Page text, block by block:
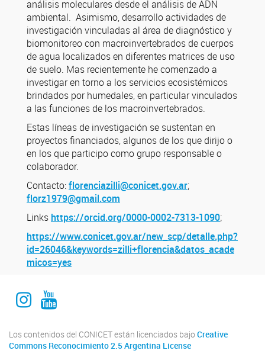
análisis moleculares desde el análisis de ADN
ambiental. Asimismo, desarrollo actividades de
investigación vinculadas al área de diagnóstico y
biomonitoreo con macroinvertebrados de cuerpos
de agua localizados en diferentes matrices de uso
de suelo. Mas recientemente he comenzado a
investigar en torno a los servicios ecosistémicos
brindados por humedales, en particular vinculados
a las funciones de los macroinvertebrados.
Estas líneas de investigación se sustentan en
proyectos financiados, algunos de los que dirijo o
en los que participo como grupo responsable o
colaborador.
Contacto:florenciazilli@conicet.gov.ar;
florz1979@gmail.com
Links https://orcid.org/0000-0002-7313-1090;
https://www.conicet.gov.ar/new_scp/detalle.php?
id=26046&keywords=zilli+florencia&datos_acade
micos=yes
Instagram Institucional
Youtube Comuniación INALI
Los contenidos del CONICET están licenciados bajo Creative
Commons Reconocimiento 2.5 Argentina License